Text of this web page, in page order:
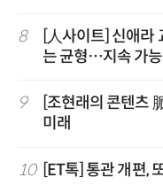
8
[人사이트] 신애라
는 균형…지속 가
9
[조현래의 콘텐츠
미래
10 [ET톡] 통관 개편,